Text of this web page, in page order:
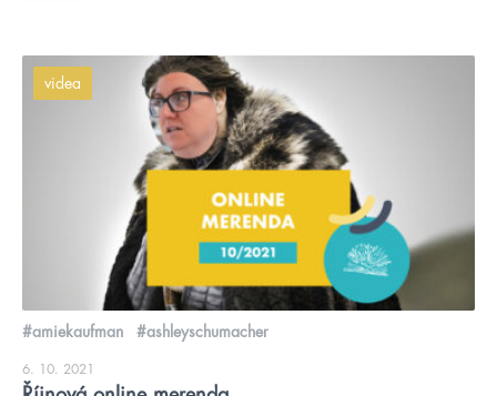
videa
#amiekaufman #ashleyschumacher
6. 10. 2021